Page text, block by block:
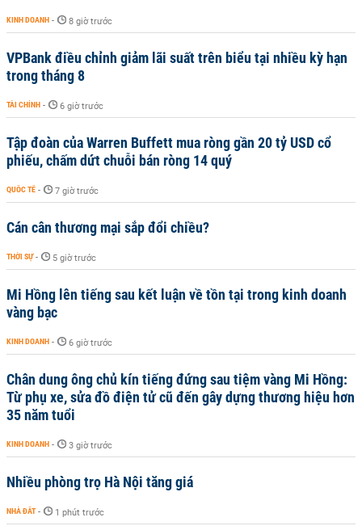
KINH DOANH - 8 giờ trước
VPBank điều chỉnh giảm lãi suất trên biểu tại nhiều kỳ hạn
trong tháng 8
TÀI CHÍNH - 6 giờ trước
Tập đoàn của Warren Buffett mua ròng gần 20 tỷ USD cổ
phiếu, chấm dứt chuỗi bán ròng 14 quý
QUỐC TẾ - 7 giờ trước
Cán cân thương mại sắp đổi chiều?
THỜI SỰ - 5 giờ trước
Mi Hồng lên tiếng sau kết luận về tồn tại trong kinh doanh
vàng bạc
KINH DOANH - 6 giờ trước
Chân dung ông chủ kín tiếng đứng sau tiệm vàng Mi Hồng:
Từ phụ xe, sửa đồ điện tử cũ đến gây dựng thương hiệu hơn
35 năm tuổi
KINH DOANH - 3 giờ trước
Nhiều phòng trọ Hà Nội tăng giá
NHÀ ĐẤT - 1 phút trước